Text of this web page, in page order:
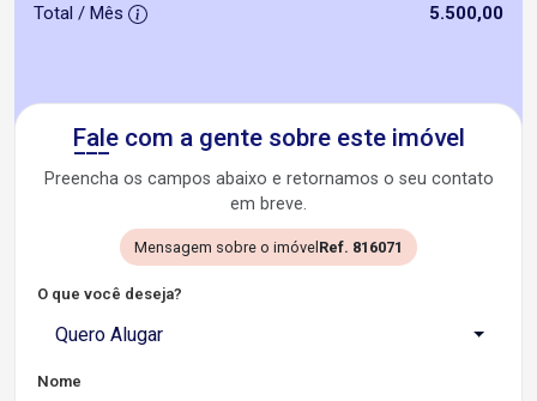
Total / Mês 5.500,00
Fale com a gente sobre este imóvel
Preencha os campos abaixo e retornamos o seu contato
em breve.
Mensagem sobre o imóvelRef. 816071
O que você deseja?
Quero Alugar
Nome